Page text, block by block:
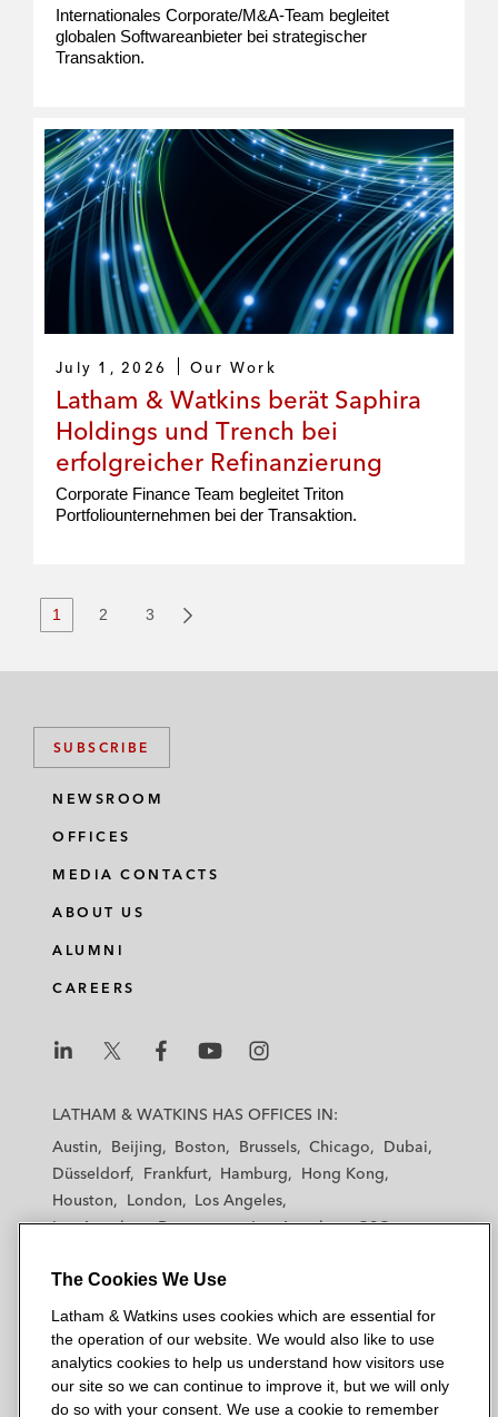
Internationales Corporate/M&A-Team begleitet
globalen Softwareanbieter bei strategischer
Transaktion.
July 1, 2026 Our Work
Latham & Watkins berät Saphira
Holdings und Trench bei
erfolgreicher Refinanzierung
Corporate Finance Team begleitet Triton
Portfoliounternehmen bei der Transaktion.
1 2 3
SUBSCRIBE
NEWSROOM
OFFICES
MEDIA CONTACTS
ABOUT US
ALUMNI
CAREERS
a
k
a
h
t
k
i
a
h
t
k
i
a
t
k
i
a
m
t
k
LATHAM & WATKINS HAS OFFICES IN:
Austin
Beijing Boston Brussels Chicago
Dubai
Düsseldorf
Frankfurt Hamburg
Hong Kong
Houston
London
Los Angeles
Los Angeles — Downtown
Los Angeles — GSO
New York
Orange County
San Diego
San Francisco Seoul
Silicon Valley
Singapore
Tel Aviv Tokyo Washington, D.C.
The Cookies We Use
Latham & Watkins uses cookies which are essential for
the operation of our website. We would also like to use
analytics cookies to help us understand how visitors use
our site so we can continue to improve it, but we will only
do so with your consent. We use a cookie to remember